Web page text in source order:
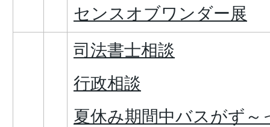
センスオブワンダー展
司法書士相談
行政相談
夏休み期間中バスがず～